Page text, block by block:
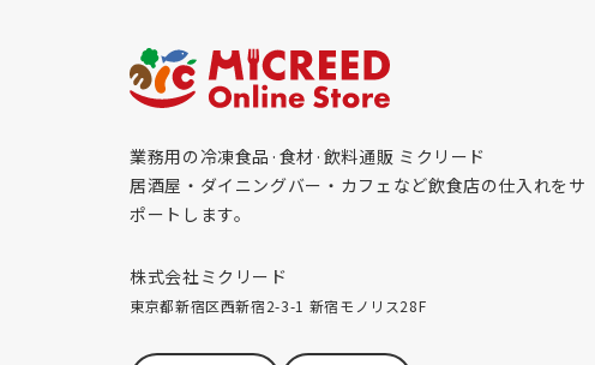
業務用の冷凍食品·食材·飲料通販 ミクリード
居酒屋・ダイニングバー・カフェなど飲食店の仕入れをサ
ポートします。
株式会社ミクリード
東京都新宿区西新宿2-3-1 新宿モノリス28F